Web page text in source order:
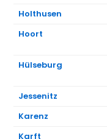
Holthusen
Hoort
Hülseburg
Jessenitz
Karenz
Karft